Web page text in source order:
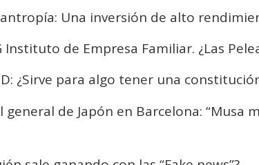
Una inversión de alto
Instituto de Empresa Familiar. ¿Las
¿Sirve para algo tener una
general de Japón en Barcelona: